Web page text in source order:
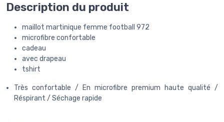
Description du produit
maillot martinique femme football 972
microfibre confortable
cadeau
avec drapeau
tshirt
Très confortable / En microfibre premium haute qualité /
Réspirant / Séchage rapide